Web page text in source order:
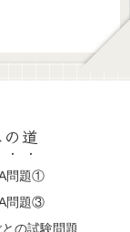
道
問題①
問題③
の試験問題